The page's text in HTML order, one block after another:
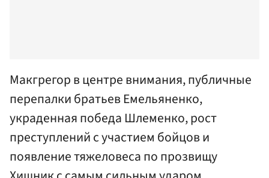
Макгрегор в центре внимания, публичные
перепалки братьев Емельяненко,
украденная победа Шлеменко, рост
преступлений с участием бойцов и
появление тяжеловеса по прозвищу